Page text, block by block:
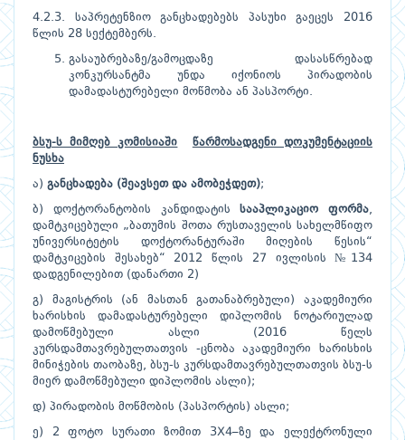
4.2.3. საპრეტენზიო განცხადებებს პასუხი გაეცეს 2016
წლის 28 სექტემბერს.
გასაუბრებაზე/გამოცდაზე დასასწრებად
კონკურსანტმა უნდა იქონიოს პირადობის
დამადასტურებელი მოწმობა ან პასპორტი.
ბსუ-ს მიმღებ კომისიაში
წარმოსადგენი დოკუმენტაციის
ნუსხა
ა) განცხადება (შეავსეთ და ამობეჭდეთ);
ბ) დოქტორანტობის კანდიდატისსააპლიკაციო ფორმა,
დამტკიცებული „ბათუმის შოთა რუსთაველის სახელმწიფო
უნივერსიტეტის დოქტორანტურაში მიღების წესის“
დამტკიცების შესახებ“ 2012 წლის 27 ივლისის №134
დადგენილებით (დანართი 2)
გ) მაგისტრის (ან მასთან გათანაბრებული) აკადემიური
ხარისხის დამადასტურებელი დიპლომის ნოტარიულად
დამოწმებული ასლი (2016 წელს
კურსდამთავრებულთათვის -ცნობა აკადემიური ხარისხის
მინიჭების თაობაზე, ბსუ-ს კურსდამთავრებულთათვის ბსუ-ს
მიერ დამოწმებული დიპლომის ასლი);
დ) პირადობის მოწმობის (პასპორტის) ასლი;
ე) 2 ფოტო სურათი ზომით 3X4–ზე და ელექტრონული